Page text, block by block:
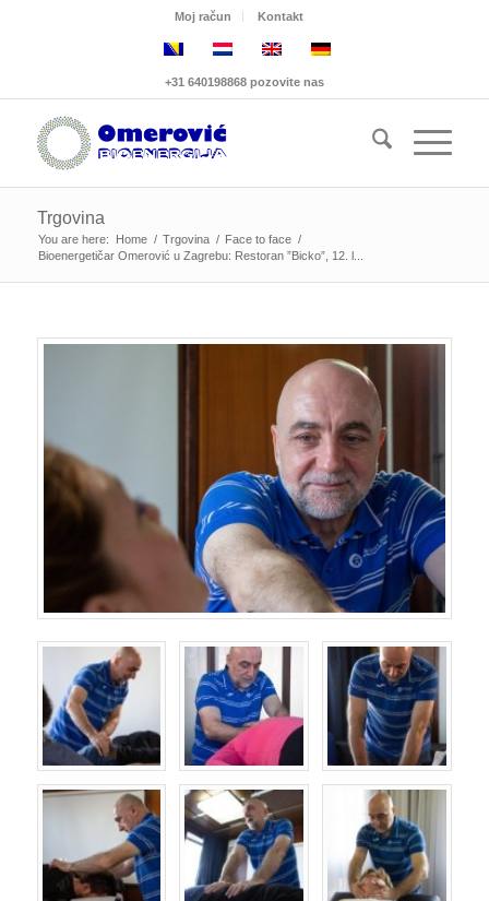
Moj račun Kontakt
+31 640198868 pozovite nas
Trgovina
You are here: Home / Trgovina / Face to face /
Bioenergetičar Omerović u Zagrebu: Restoran ”Bicko”, 12. l...